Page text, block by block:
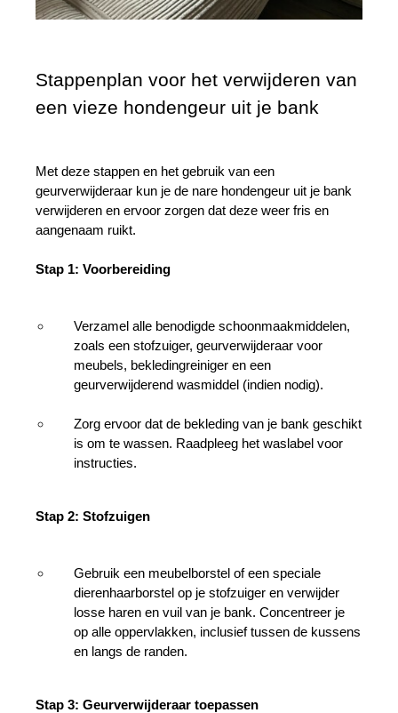
Stappenplan voor het verwijderen van
een vieze hondengeur uit je bank
Met deze stappen en het gebruik van een
geurverwijderaar kun je de nare hondengeur uit je bank
verwijderen en ervoor zorgen dat deze weer fris en
aangenaam ruikt.
Stap 1: Voorbereiding
Verzamel alle benodigde schoonmaakmiddelen,
zoals een stofzuiger, geurverwijderaar voor
meubels, bekledingreiniger en een
geurverwijderend wasmiddel (indien nodig).
Zorg ervoor dat de bekleding van je bank geschikt
is om te wassen. Raadpleeg het waslabel voor
instructies.
Stap 2: Stofzuigen
Gebruik een meubelborstel of een speciale
dierenhaarborstel op je stofzuiger en verwijder
losse haren en vuil van je bank. Concentreer je
op alle oppervlakken, inclusief tussen de kussens
en langs de randen.
Stap 3: Geurverwijderaar toepassen